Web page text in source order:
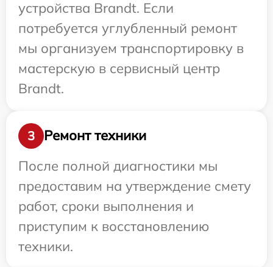
устройства Brandt. Если
потребуется углубленный ремонт
мы организуем транспортировку в
мастерскую в сервисный центр
Brandt.
3
Ремонт техники
После полной диагностики мы
предоставим на утверждение смету
работ, сроки выполнения и
приступим к восстановлению
техники.